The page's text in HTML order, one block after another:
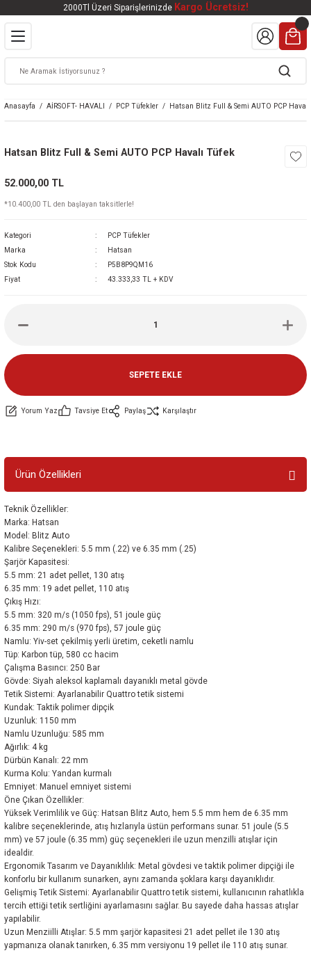
2000Tl Üzeri Siparişlerinizde Kargo Ücretsiz!
Geri Dön
Tüfekleri
Geri Dön
Geri Dön
Geri Dön
Geri Dön
Anasayfa AİRSOFT- HAVALI PCP Tüfekler Hatsan Blitz Full & Semi AUTO PCP
Hatsan Blitz Full & Semi AUTO PCP Havalı Tüfek
52.000,00 TL
*10.400,00 TL den başlayan taksitlerle!
Kategori
PCP Tüfekler
Marka
Hatsan
Stok Kodu
P5B8P9QM16
Fiyat
43.333,33 TL + KDV
SEPETE EKLE
Yorum Yaz Tavsiye Et Paylaş Karşılaştır
Ürün Özellikleri
Teknik Özellikler:
Marka: Hatsan
Model: Blitz Auto
Kalibre Seçenekleri: 5.5 mm (.22) ve 6.35 mm (.25)
Şarjör Kapasitesi:
5.5 mm: 21 adet pellet, 130 atış
6.35 mm: 19 adet pellet, 110 atış
Çıkış Hızı:
5.5 mm: 320 m/s (1050 fps), 51 joule güç
6.35 mm: 290 m/s (970 fps), 57 joule güç
Namlu: Yiv-set çekilmiş yerli üretim, ceketli namlu
Tüp: Karbon tüp, 580 cc hacim
Çalışma Basıncı: 250 Bar
Gövde: Siyah aleksol kaplamalı dayanıklı metal gövde
Tetik Sistemi: Ayarlanabilir Quattro tetik sistemi
Kundak: Taktik polimer dipçik
Uzunluk: 1150 mm
Namlu Uzunluğu: 585 mm
Ağırlık: 4 kg
Dürbün Kanalı: 22 mm
Kurma Kolu: Yandan kurmalı
Emniyet: Manuel emniyet sistemi
Öne Çıkan Özellikler:
Yüksek Verimlilik ve Güç: Hatsan Blitz Auto, hem 5.5 mm hem de 6.35 mm
kalibre seçeneklerinde, atış hızlarıyla üstün performans sunar. 51 joule (5.5
mm) ve 57 joule (6.35 mm) güç seçenekleri ile uzun menzilli atışlar için
idealdir.
Ergonomik Tasarım ve Dayanıklılık: Metal gövdesi ve taktik polimer dipçiği ile
konforlu bir kullanım sunarken, aynı zamanda şoklara karşı dayanıklıdır.
Gelişmiş Tetik Sistemi: Ayarlanabilir Quattro tetik sistemi, kullanıcının rahatlıkla
tercih ettiği tetik sertliğini ayarlamasını sağlar. Bu sayede daha hassas atışlar
yapılabilir.
Uzun Menziilli Atışlar: 5.5 mm şarjör kapasitesi 21 adet pellet ile 130 atış
yapmanıza olanak tanırken, 6.35 mm versiyonu 19 pellet ile 110 atış sunar.